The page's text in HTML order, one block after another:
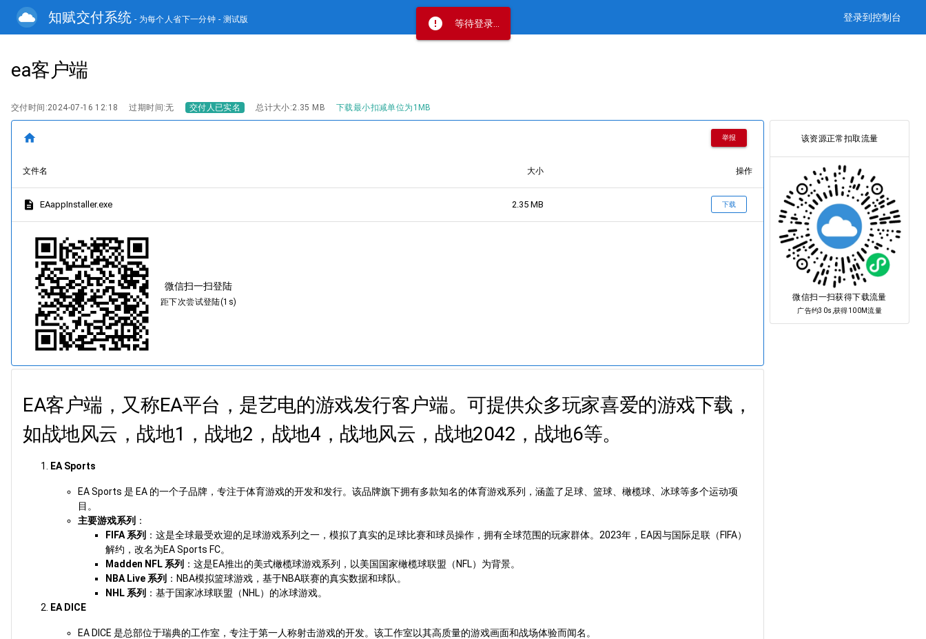
知赋交付系统 - 为每个人省下一分钟 - 测试版 登录到控制台
ea客户端
交付时间:2024-07-16 12:18 过期时间:无 交付人已实名 总计大小:2.35 MB 下载最小扣减单位为1MB
home 举报
文件名 大小 操作
description EAappInstaller.exe 2.35 MB 下载
微信扫一扫登陆
距下次尝试登陆(1s)
EA客户端，又称EA平台，是艺电的游戏发行客户端。可提供众多玩家喜爱的游戏下载，
如战地风云，战地1，战地2，战地4，战地风云，战地2042，战地6等。
EA Sports
EA Sports 是 EA 的一个子品牌，专注于体育游戏的开发和发行。该品牌旗下拥有多款知名的体育游戏系列，涵盖了足球、篮球、橄榄球、冰球等多个运动项
目。
主要游戏系列 ：
FIFA 系列 ：这是全球最受欢迎的足球游戏系列之一，模拟了真实的足球比赛和球员操作，拥有全球范围的玩家群体。2023年，EA因与国际足联（FIFA）
解约，改名为EA Sports FC。
Madden NFL 系列 ：这是EA推出的美式橄榄球游戏系列，以美国国家橄榄球联盟（NFL）为背景。
NBA Live 系列 ：NBA模拟篮球游戏，基于NBA联赛的真实数据和球队。
NHL 系列 ：基于国家冰球联盟（NHL）的冰球游戏。
EA DICE
EA DICE 是总部位于瑞典的工作室，专注于第一人称射击游戏的开发。该工作室以其高质量的游戏画面和战场体验而闻名。
该资源正常扣取流量
微信扫一扫获得下载流量
广告约30s,获得100M流量
error 等待登录...